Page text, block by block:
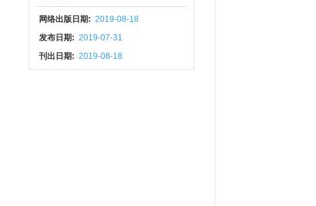
网络出版日期: 2019-08-18
发布日期: 2019-07-31
刊出日期: 2019-08-18